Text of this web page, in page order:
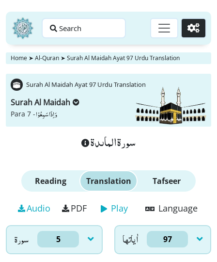
Search Go
Home ➤ Al-Quran ➤ Surah Al Maidah Ayat 97 Urdu Translation
Surah Al Maidah Ayat 97 Urdu Translation
Surah Al Maidah
Para 7 -وَ اِذَا سَمِعُوْا
سورة الماىدة
Reading Translation Tafseer
Audio PDF Play Language
سورۃ 5 اٰياتها 97